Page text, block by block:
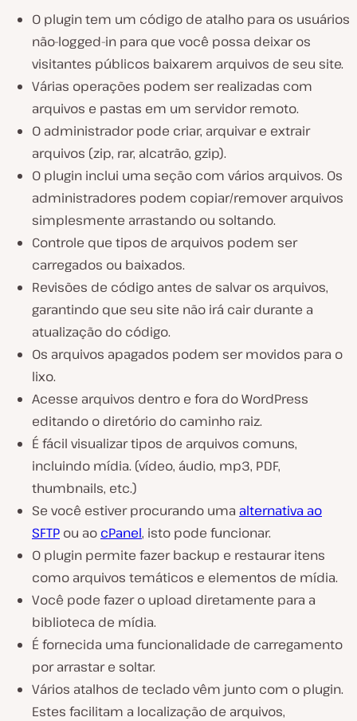
O plugin tem um código de atalho para os usuários
não-logged-in para que você possa deixar os
visitantes públicos baixarem arquivos de seu site.
Várias operações podem ser realizadas com
arquivos e pastas em um servidor remoto.
O administrador pode criar, arquivar e extrair
arquivos (zip, rar, alcatrão, gzip).
O plugin inclui uma seção com vários arquivos. Os
administradores podem copiar/remover arquivos
simplesmente arrastando ou soltando.
Controle que tipos de arquivos podem ser
carregados ou baixados.
Revisões de código antes de salvar os arquivos,
garantindo que seu site não irá cair durante a
atualização do código.
Os arquivos apagados podem ser movidos para o
lixo.
Acesse arquivos dentro e fora do WordPress
editando o diretório do caminho raiz.
É fácil visualizar tipos de arquivos comuns,
incluindo mídia. (vídeo, áudio, mp3, PDF,
thumbnails, etc.)
Se você estiver procurando uma alternativa ao
SFTP ou ao cPanel, isto pode funcionar.
O plugin permite fazer backup e restaurar itens
como arquivos temáticos e elementos de mídia.
Você pode fazer o upload diretamente para a
biblioteca de mídia.
É fornecida uma funcionalidade de carregamento
por arrastar e soltar.
Vários atalhos de teclado vêm junto com o plugin.
Estes facilitam a localização de arquivos,